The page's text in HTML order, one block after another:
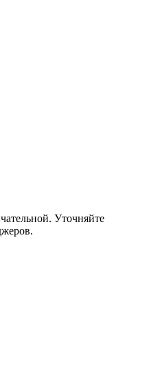
Уточняйте